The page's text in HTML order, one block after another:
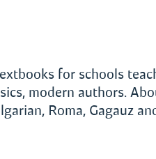
for schools
modern authors.
Roma, Gagauz